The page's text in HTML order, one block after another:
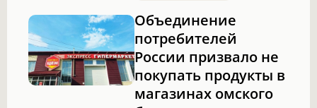
Объединение
потребителей
России призвало не
покупать продукты в
магазинах омского